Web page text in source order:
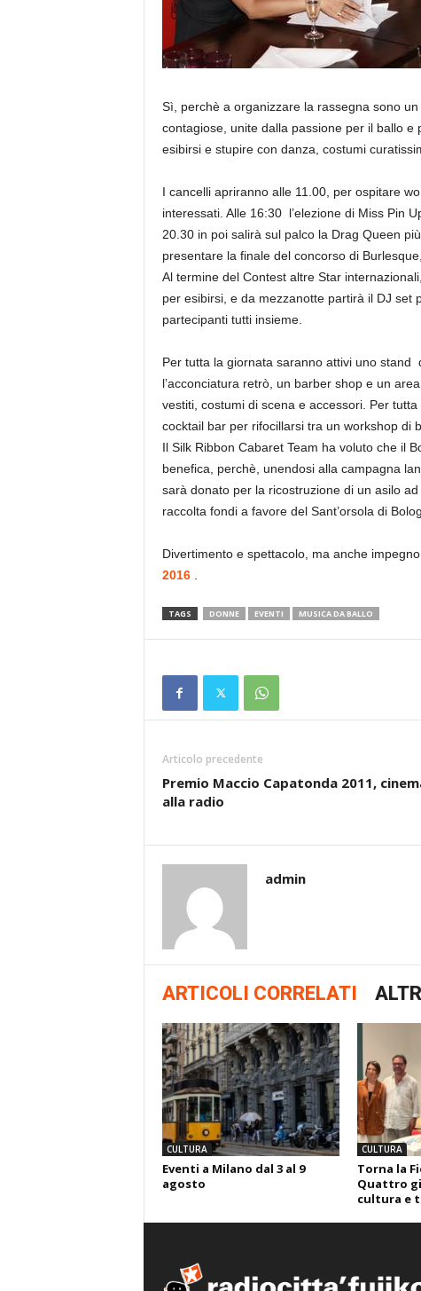
Sì, perchè a organizzare la rassegna sono
contagiose, unite dalla passione per il ballo e
esibirsi e stupire con danza, costumi
I cancelli apriranno alle 11.00, per ospitare
interessati. Alle 16:30 l’elezione di Miss Pin
20.30 in poi salirà sul palco la Drag Queen
presentare la finale del concorso di
Al termine del Contest altre Star
per esibirsi, e da mezzanotte partirà il DJ
partecipanti tutti insieme.
Per tutta la giornata saranno attivi uno
l’acconciatura retrò, un barber shop e un
vestiti, costumi di scena e accessori. Per
cocktail bar per rifocillarsi tra un workshop di
Il Silk Ribbon Cabaret Team ha voluto che il
benefica, perchè, unendosi alla campagna
sarà donato per la ricostruzione di un asilo
raccolta fondi a favore del Sant’orsola di
Divertimento e spettacolo, ma anche
2016
TAGS DONNE EVENTI MUSICA DA BALLO
Articolo precedente
Premio Maccio Capatonda 2011,
alla radio
admin
ARTICOLI CORRELATI
CULTURA
Eventi a Milano dal 3 al 9
agosto
CULTURA
Torna la
Quattro
cultura e